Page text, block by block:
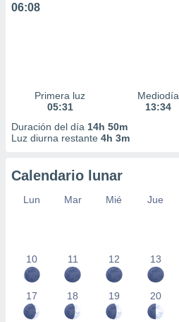
06:08
Primera luz
05:31
Mediodía
13:34
Duración del día 14h 50m
Luz diurna restante 4h 3m
Calendario lunar
Lun Mar Mié Jue
10 11 12 13
17 18 19 20